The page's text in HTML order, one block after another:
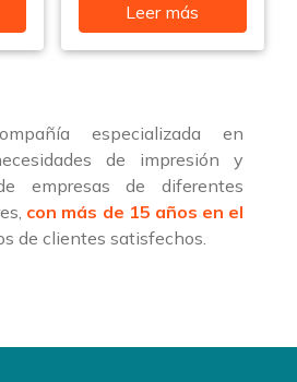
Leer más
especializada en
de impresión y
empresas de diferentes
con más de 15 años en el
de clientes satisfechos.